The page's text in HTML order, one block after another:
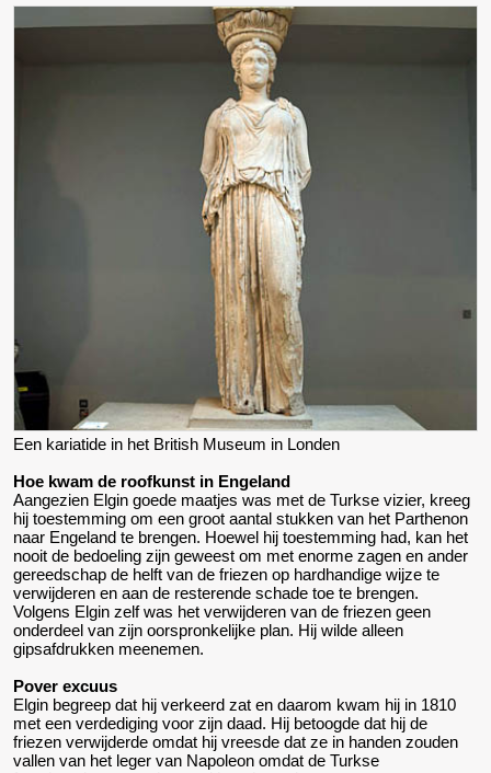
Een kariatide in het British Museum in Londen
Hoe kwam de roofkunst in Engeland
Aangezien Elgin goede maatjes was met de Turkse vizier, kreeg
hij toestemming om een groot aantal stukken van het Parthenon
naar Engeland te brengen. Hoewel hij toestemming had, kan het
nooit de bedoeling zijn geweest om met enorme zagen en ander
gereedschap de helft van de friezen op hardhandige wijze te
verwijderen en aan de resterende schade toe te brengen.
Volgens Elgin zelf was het verwijderen van de friezen geen
onderdeel van zijn oorspronkelijke plan. Hij wilde alleen
gipsafdrukken meenemen.
Pover excuus
Elgin begreep dat hij verkeerd zat en daarom kwam hij in 1810
met een verdediging voor zijn daad. Hij betoogde dat hij de
friezen verwijderde omdat hij vreesde dat ze in handen zouden
vallen van het leger van Napoleon omdat de Turkse